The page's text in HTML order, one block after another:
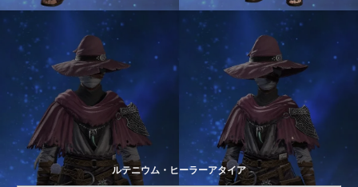
ルテニウム・ヒーラーアタイア